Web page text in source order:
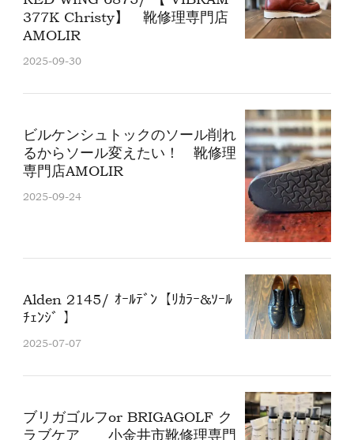
377K Christy】 靴修理専門店
AMOLIR
2025-09-30
ビルケンシュトックのソール削れ
るからソール変えたい！ 靴修理
専門店AMOLIR
2025-09-24
Alden 2145/ ｵｰﾙﾃﾞﾝ【ﾘｶﾗｰ&ｿｰﾙ
ﾁｪﾝｼﾞ 】
2025-07-07
ブリガゴルフor BRIGAGOLF ク
ラブケア 小金井市靴修理専門